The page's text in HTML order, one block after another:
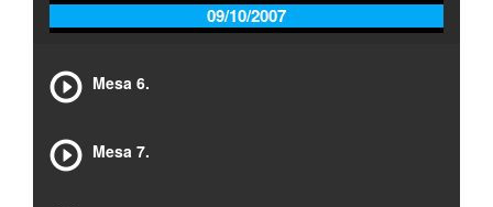
09/10/2007
Mesa 6.
Mesa 7.